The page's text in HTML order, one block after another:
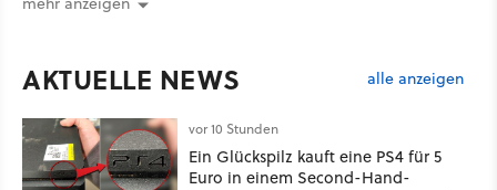
AKTUELLE NEWS alle anzeigen
vor 10 Stunden
Ein Glückspilz kauft eine PS4 für 5
Euro in einem Second-Hand-